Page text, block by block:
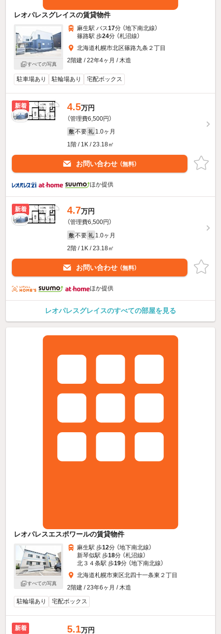
レオパレスグレイスの賃貸物件
すべての写真
麻生駅 バス17分 （地下南北線）
篠路駅 歩24分 （札沼線）
北海道札幌市北区篠路九条２丁目
2階建 / 22年4ヶ月 / 木造
駐車場あり 駐輪場あり 宅配ボックス
新着 4.5万円
（管理費6,500円）
敷 不要 礼 1.0ヶ月
1階 / 1K / 23.18㎡
お問い合わせ （無料）
ほか提供
新着 4.7万円
（管理費6,500円）
敷 不要 礼 1.0ヶ月
2階 / 1K / 23.18㎡
お問い合わせ （無料）
ほか提供
レオパレスグレイスのすべての部屋を見る
レオパレスエスポワールの賃貸物件
すべての写真
麻生駅 歩12分 （地下南北線）
新琴似駅 歩18分 （札沼線）
北３４条駅 歩19分 （地下南北線）
北海道札幌市東区北四十一条東２丁目
2階建 / 23年6ヶ月 / 木造
駐輪場あり
宅配ボックス
新着 5.1万円